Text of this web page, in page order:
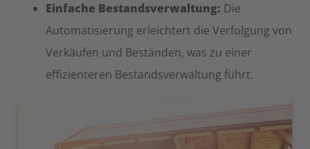
Einfache Bestandsverwaltung: Die
Automatisierung erleichtert die Verfolgung von
Verkäufen und Beständen, was zu einer
effizienteren Bestandsverwaltung führt.